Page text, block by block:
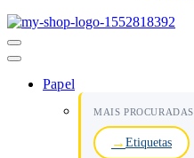
Menu
de
Papel
MAIS PROCURADAS
Etiquetas